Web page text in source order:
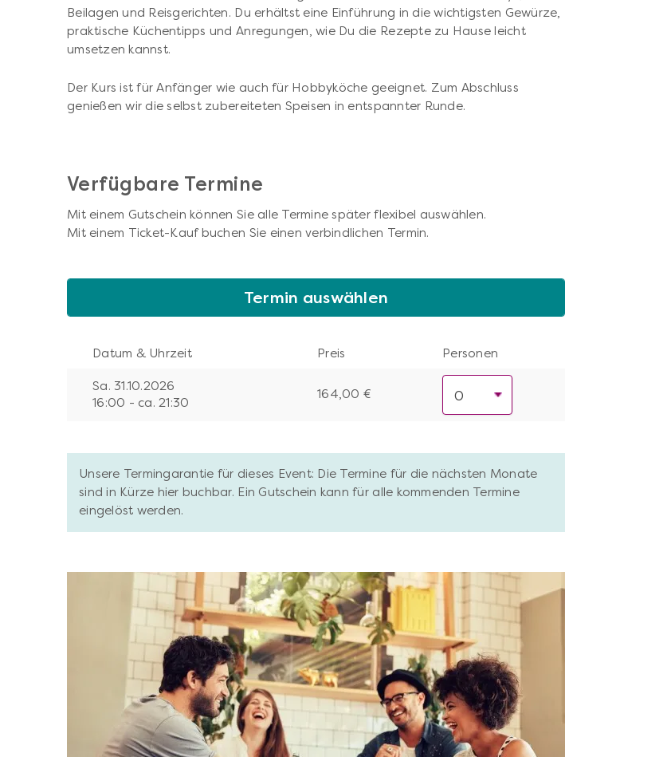
Beilagen und Reisgerichten. Du erhältst eine Einführung in die wichtigsten Gewürze,
praktische Küchentipps und Anregungen, wie Du die Rezepte zu Hause leicht
umsetzen kannst.
Der Kurs ist für Anfänger wie auch für Hobbyköche geeignet. Zum Abschluss
genießen wir die selbst zubereiteten Speisen in entspannter Runde.
Verfügbare Termine
Mit einem Gutschein können Sie alle Termine später flexibel auswählen.
Mit einem Ticket-Kauf buchen Sie einen verbindlichen Termin.
Termin auswählen
Datum & Uhrzeit Preis Personen
Sa. 31.10.2026
16:00 - ca. 21:30
164,00 €
Unsere Termingarantie für dieses Event: Die Termine für die nächsten Monate
sind in Kürze hier buchbar. Ein Gutschein kann für alle kommenden Termine
eingelöst werden.